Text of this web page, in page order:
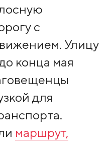
с
Улицу
конца мая
для
маршрут,